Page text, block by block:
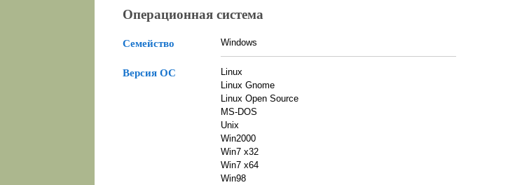
Операционная система
Семейство Windows
Версия ОС
Linux
Linux Gnome
Linux Open Source
MS-DOS
Unix
Win2000
Win7 x32
Win7 x64
Win98